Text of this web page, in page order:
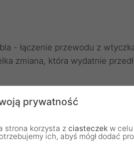
- łączenie przewodu z
zmiana, która wydatnie
prywatność
strona korzysta z ciasteczek w celu
ich, abyś mógł dodać